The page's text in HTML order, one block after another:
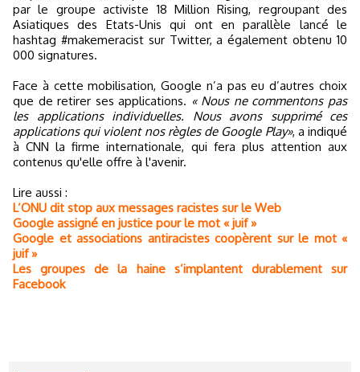
par le groupe activiste 18 Million Rising, regroupant des
Asiatiques des Etats-Unis qui ont en parallèle lancé le
hashtag #makemeracist sur Twitter, a également obtenu 10
000 signatures.
Face à cette mobilisation, Google n’a pas eu d’autres choix
que de retirer ses applications. « Nous ne commentons pas
les applications individuelles. Nous avons supprimé ces
applications qui violent nos règles de Google Play», a indiqué
à CNN la firme internationale, qui fera plus attention aux
contenus qu'elle offre à l'avenir.
Lire aussi :
L’ONU dit stop aux messages racistes sur le Web
Google assigné en justice pour le mot « juif »
Google et associations antiracistes coopèrent sur le mot «
juif »
Les groupes de la haine s’implantent durablement sur
Facebook